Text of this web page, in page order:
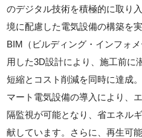
のデジタル技術を積極的に取り
境に配慮した電気設備の構築を
BIM（ビルディング・インフォ
用した3D設計により、施工前に
短縮とコスト削減を同時に達成
マート電気設備の導入により、
隔監視が可能となり、省エネル
献しています。さらに、再生可